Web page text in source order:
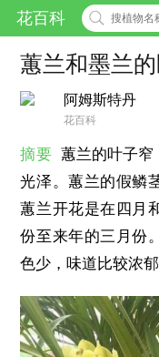
花百科
蕙兰和墨兰的
阿姆斯特丹
花百科
摘要 蕙兰的叶子窄
光泽。蕙兰的假鳞
蕙兰开花是在四月
份至来年的三月份
色少，味道比较浓郁